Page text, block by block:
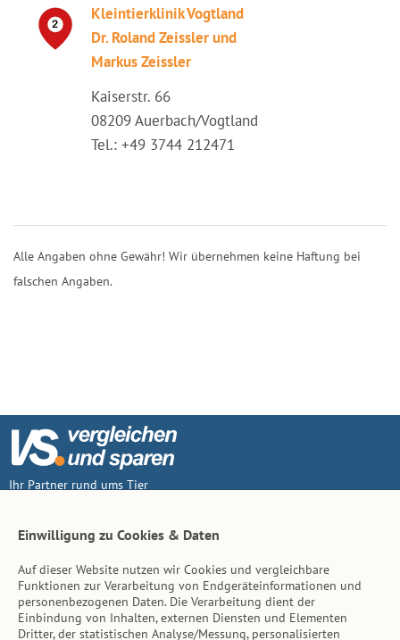
Kleintierklinik Vogtland
Dr. Roland Zeissler und
Markus Zeissler
Kaiserstr. 66
08209 Auerbach/Vogtland
Tel.: +49 3744 212471
Alle Angaben ohne Gewähr! Wir übernehmen keine Haftung bei
falschen Angaben.
Ihr Partner rund ums Tier
Inhalt
Tierarzt-Suche
Einwilligung zu Cookies & Daten
Auf dieser Website nutzen wir Cookies und vergleichbare
Funktionen zur Verarbeitung von Endgeräteinformationen und
personenbezogenen Daten. Die Verarbeitung dient der
Einbindung von Inhalten, externen Diensten und Elementen
Dritter, der statistischen Analyse/Messung, personalisierten